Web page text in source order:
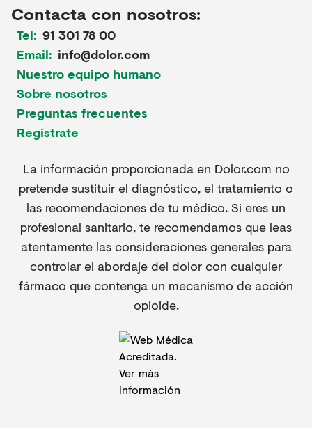
Contacta con nosotros:
Tel: 91 301 78 00
Email: info@dolor.com
Nuestro equipo humano
Sobre nosotros
Preguntas frecuentes
Regístrate
La información proporcionada en Dolor.com no
pretende sustituir el diagnóstico, el tratamiento o
las recomendaciones de tu médico. Si eres un
profesional sanitario, te recomendamos que leas
atentamente las consideraciones generales para
controlar el abordaje del dolor con cualquier
fármaco que contenga un mecanismo de acción
opioide.